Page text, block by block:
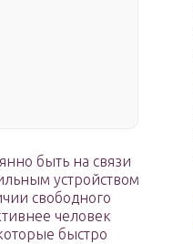
быть на связи
устройством
свободного
человек
быстро